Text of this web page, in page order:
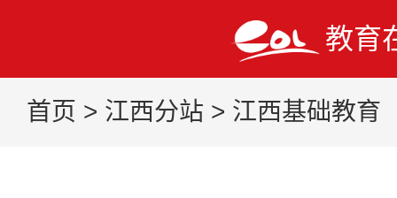
教育
首页 > 江西分站 > 江西基础教育